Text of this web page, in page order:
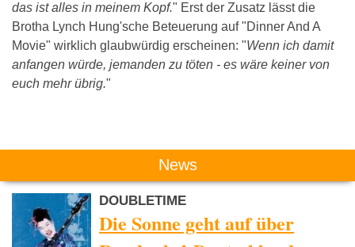
das ist alles in meinem Kopf." Erst der Zusatz lässt die
Brotha Lynch Hung'sche Beteuerung auf "Dinner And A
Movie" wirklich glaubwürdig erscheinen: "Wenn ich damit
anfangen würde, jemanden zu töten - es wäre keiner von
euch mehr übrig."
Das könnte Dich auch interessieren:
News
DOUBLETIME
Die Sonne geht auf über